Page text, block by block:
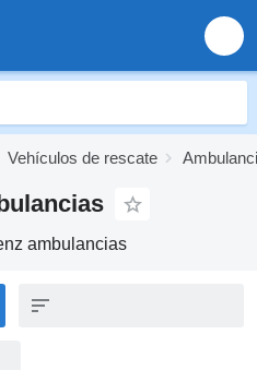
Vehículos de rescate
ambulancias